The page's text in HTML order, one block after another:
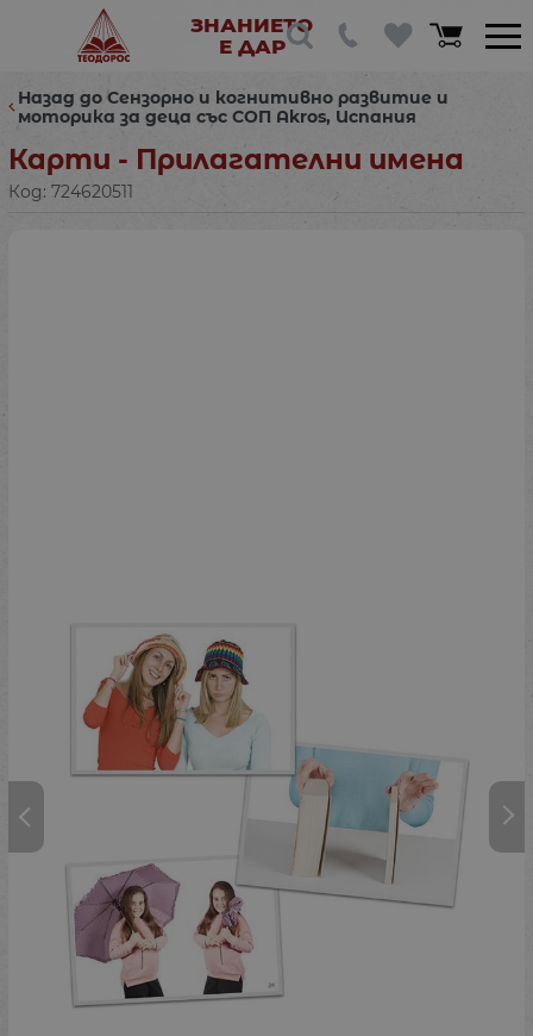
ЗНАНИЕТО
Е ДАР
Назад до Сензорно и когнитивно развитие и
моторика за деца със СОП Akros, Испания
Карти - Прилагателни имена
Код: 724620511